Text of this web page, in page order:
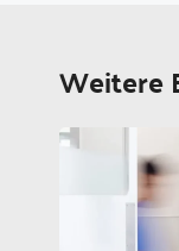
Weitere